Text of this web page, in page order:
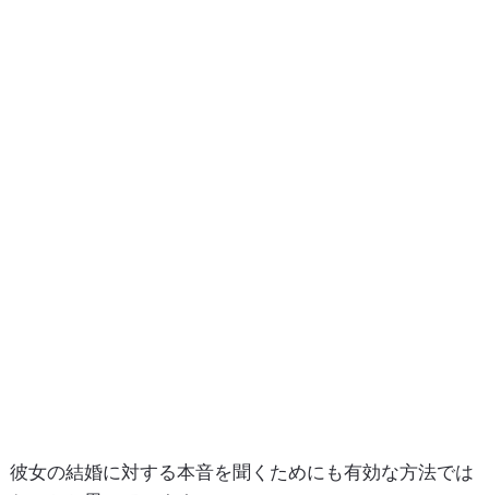
彼女の結婚に対する本音を聞くためにも有効な方法では